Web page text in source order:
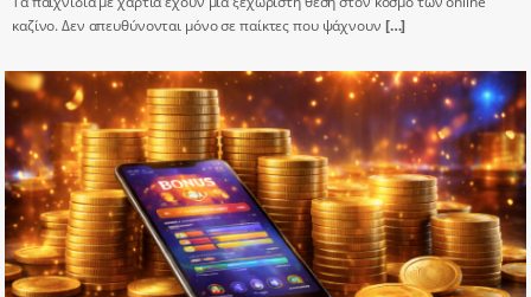
καζίνο. Δεν απευθύνονται μόνο σε παίκτες που ψάχνουν […]